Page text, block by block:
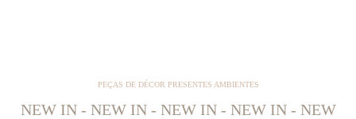
PEÇAS DE DÉCOR PRESENTES AMBIENTES
NEW IN - NEW IN - NEW IN - NEW IN - NEW